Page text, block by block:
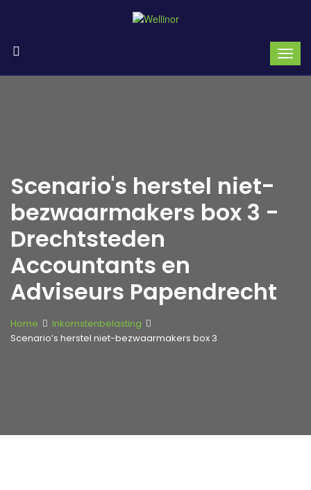
Scenario's herstel niet-
bezwaarmakers box 3 -
Drechtsteden
Accountants en
Adviseurs Papendrecht
Home
Inkomstenbelasting
Scenario’s herstel niet-bezwaarmakers box 3